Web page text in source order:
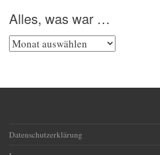
Alles, was war …
Alles,
…
Datenschutzerklärung